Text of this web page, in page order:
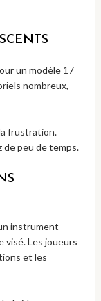
un modèle 17
nombreux,
frustration.
de peu de temps.
instrument
visé. Les joueurs
et les